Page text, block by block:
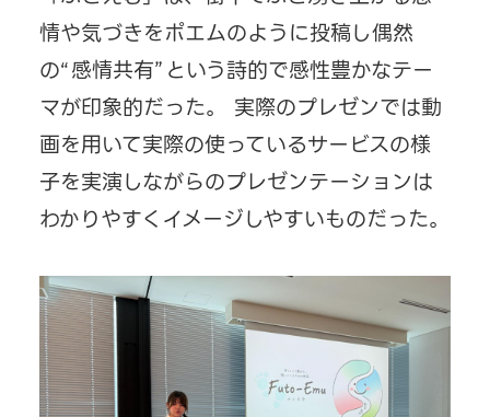
情や気づきをポエムのように投稿し偶然
の“感情共有”という詩的で感性豊かなテー
マが印象的だった。 実際のプレゼンでは動
画を用いて実際の使っているサービスの様
子を実演しながらのプレゼンテーションは
わかりやすくイメージしやすいものだった。